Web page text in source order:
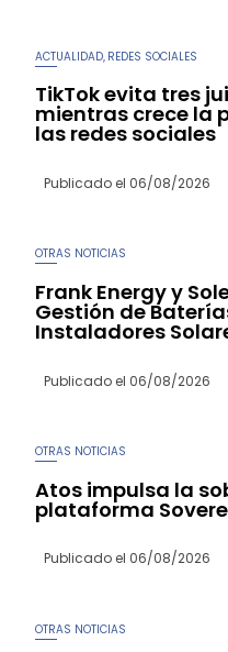
ACTUALIDAD REDES SOCIALES
TikTok evita tres
mientras crece la
las redes sociales
Publicado el 06/08/2026
OTRAS NOTICIAS
Frank Energy y
Gestión de
Instaladores
Publicado el 06/08/2026
OTRAS NOTICIAS
Atos impulsa la
plataforma
Publicado el 06/08/2026
OTRAS NOTICIAS